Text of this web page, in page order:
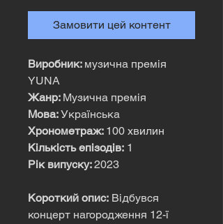
Замовити цей контент
Виробник: музична премія
YUNA
Жанр: Музична премія
Мова:Українська
Хронометраж: 100 хвилин
Кількість епізодів: 1
Рік випуску:2023
Короткий опис: Відбувся
концерт нагородження 12-ї